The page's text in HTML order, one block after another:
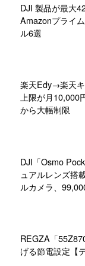
DJI 製品が最大
Amazonプライ
ル6選
楽天Edy→楽天
上限が月10,000
から大幅制限
DJI「Osmo
ュアルレンズ搭
ルカメラ、
REGZA「
げる節電設定【